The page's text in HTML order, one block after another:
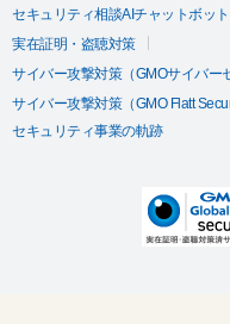
セキュリティ相談AIチャットボット
実在証明・盗聴対策
サイバー攻撃対策（GMOサイバー
サイバー攻撃対策（GMO Flatt
セキュリティ事業の軌跡